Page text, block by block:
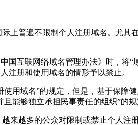
上普遍不限制个人注册域名。尤其
国互联网络域名管理办法》时，将
注册和使用域名的情形予以禁止。
用域名”的规定，但是，基于保
能够独立承担民事责任的组织”的规
来越多的公众对限制或禁止个人